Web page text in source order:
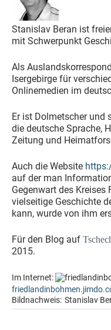
Stanislav Beran ist
mit Schwerpunkt
Als
Isergebirge für
Onlinemedien im
Er ist Dolmetscher und
die deutsche Sprache,
Zeitung und
Auch die Website
auf der man
Gegenwart des
vielseitige Geschichte
kann, wurde von ihm
Für den Blog auf
2015.
Im Internet:
Bildnachweis: Stanislav